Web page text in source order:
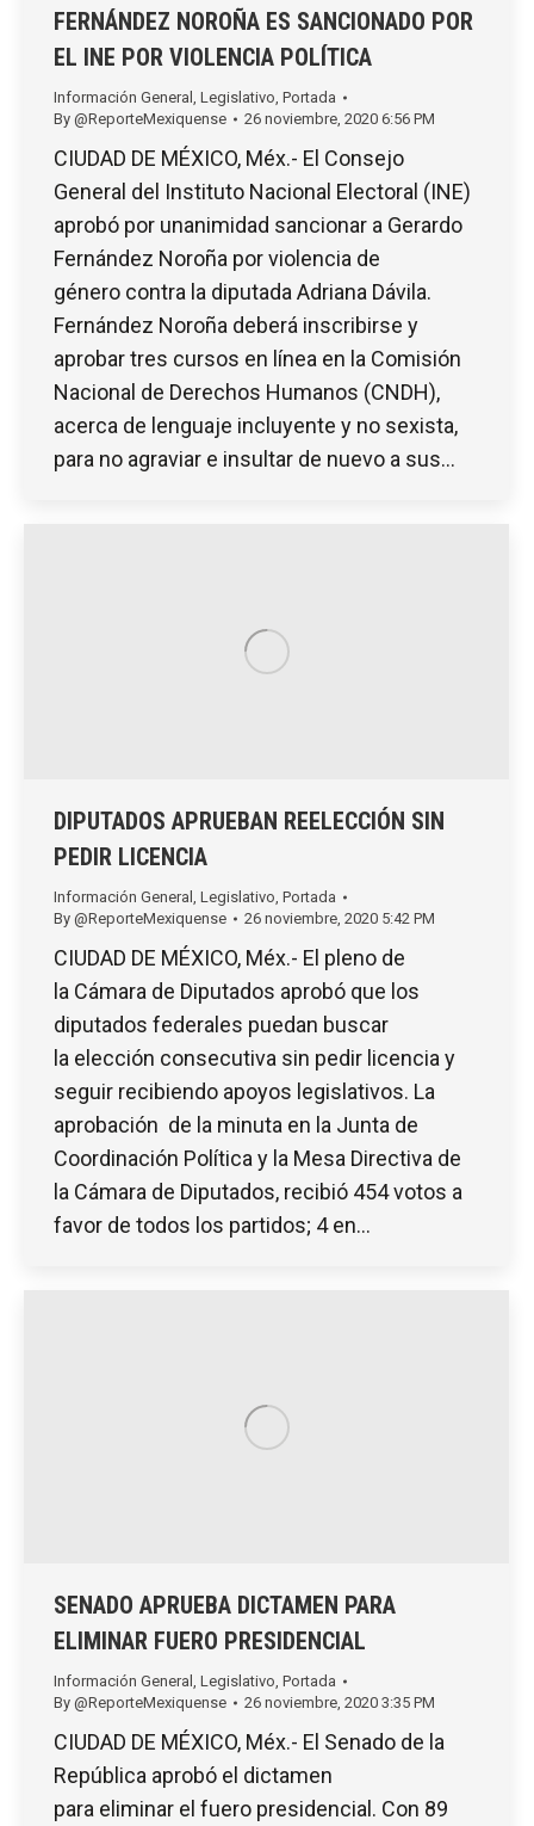
FERNÁNDEZ NOROÑA ES SANCIONADO POR
EL INE POR VIOLENCIA POLÍTICA
Información General , Legislativo, Portada
By @ReporteMexiquense 26 noviembre, 2020 6:56 PM
CIUDAD DE MÉXICO, Méx.- El Consejo
General del Instituto Nacional Electoral (INE)
aprobó por unanimidad sancionar a Gerardo
Fernández Noroña por violencia de
género contra la diputada Adriana Dávila.
Fernández Noroña deberá inscribirse y
aprobar tres cursos en línea en la Comisión
Nacional de Derechos Humanos (CNDH),
acerca de lenguaje incluyente y no sexista,
para no agraviar e insultar de nuevo a sus…
DIPUTADOS APRUEBAN REELECCIÓN SIN
PEDIR LICENCIA
Información General Legislativo Portada
By @ReporteMexiquense 26 noviembre, 2020 5:42 PM
CIUDAD DE MÉXICO, Méx.- El pleno de
la Cámara de Diputados aprobó que los
diputados federales puedan buscar
la elección consecutiva sin pedir licencia y
seguir recibiendo apoyos legislativos. La
aprobación de la minuta en la Junta de
Coordinación Política y la Mesa Directiva de
la Cámara de Diputados, recibió 454 votos a
favor de todos los partidos; 4 en…
SENADO APRUEBA DICTAMEN PARA
ELIMINAR FUERO PRESIDENCIAL
Información General Legislativo Portada
By @ReporteMexiquense 26 noviembre, 2020 3:35 PM
CIUDAD DE MÉXICO, Méx.- El Senado de la
República aprobó el dictamen
para eliminar el fuero presidencial. Con 89